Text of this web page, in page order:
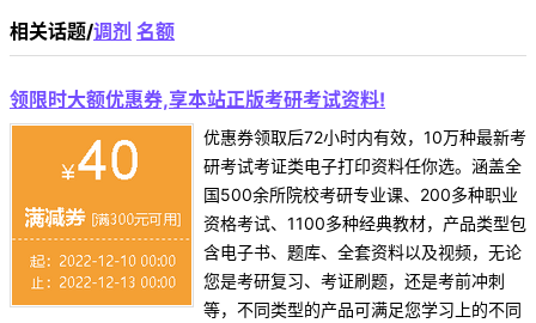
相关话题/调剂 名额
领限时大额优惠券,享本站正版考研考试资料!
优惠券领取后72小时内有效，10万种最新考
研考试考证类电子打印资料任你选。涵盖全
国500余所院校考研专业课、200多种职业
资格考试、1100多种经典教材，产品类型包
含电子书、题库、全套资料以及视频，无论
您是考研复习、考证刷题，还是考前冲刺
等，不同类型的产品可满足您学习上的不同